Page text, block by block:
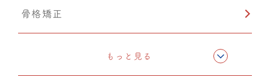
骨格矯正
CMC筋膜ストレッチ（リリース）
もっと見る